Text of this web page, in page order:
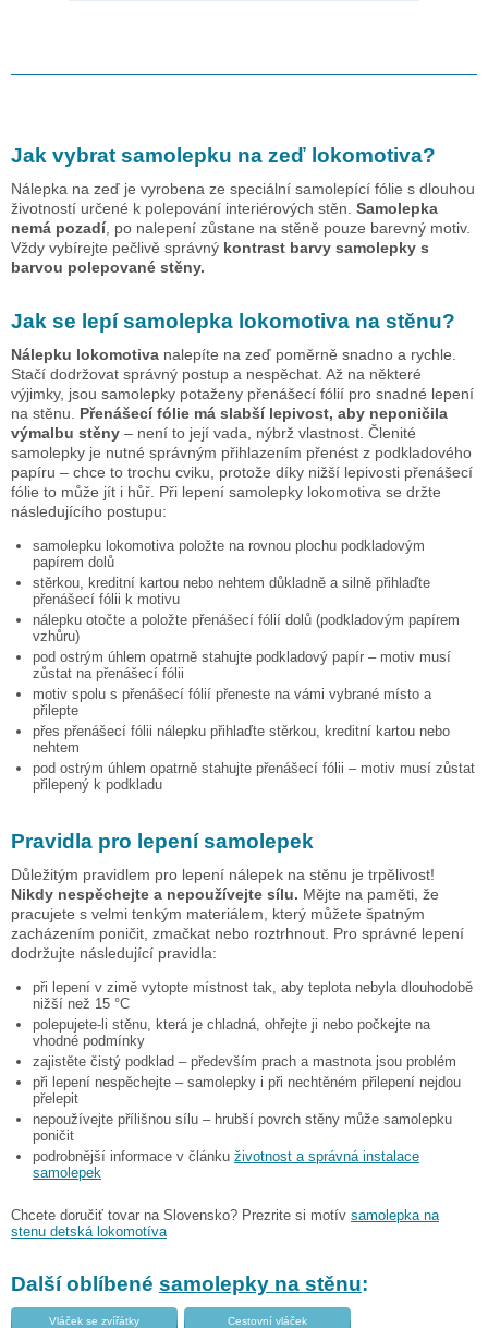
Jak vybrat samolepku na zeď lokomotiva?
Nálepka na zeď je vyrobena ze speciální samolepící fólie s dlouhou
životností určené k polepování interiérových stěn. Samolepka
nemá pozadí, po nalepení zůstane na stěně pouze barevný motiv.
Vždy vybírejte pečlivě správný kontrast barvy samolepky s
barvou polepované stěny.
Jak se lepí samolepka lokomotiva na stěnu?
Nálepku lokomotiva nalepíte na zeď poměrně snadno a rychle.
Stačí dodržovat správný postup a nespěchat. Až na některé
výjimky, jsou samolepky potaženy přenášecí fólií pro snadné lepení
na stěnu. Přenášecí fólie má slabší lepivost, aby neponičila
výmalbu stěny – není to její vada, nýbrž vlastnost. Členité
samolepky je nutné správným přihlazením přenést z podkladového
papíru – chce to trochu cviku, protože díky nižší lepivosti přenášecí
fólie to může jít i hůř. Při lepení samolepky lokomotiva se držte
následujícího postupu:
samolepku lokomotiva položte na rovnou plochu podkladovým
papírem dolů
stěrkou, kreditní kartou nebo nehtem důkladně a silně přihlaďte
přenášecí fólii k motivu
nálepku otočte a položte přenášecí fólií dolů (podkladovým papírem
vzhůru)
pod ostrým úhlem opatrně stahujte podkladový papír – motiv musí
zůstat na přenášecí fólii
motiv spolu s přenášecí fólií přeneste na vámi vybrané místo a
přilepte
přes přenášecí fólii nálepku přihlaďte stěrkou, kreditní kartou nebo
nehtem
pod ostrým úhlem opatrně stahujte přenášecí fólii – motiv musí zůstat
přilepený k podkladu
Pravidla pro lepení samolepek
Důležitým pravidlem pro lepení nálepek na stěnu je trpělivost!
Nikdy nespěchejte a nepoužívejte sílu. Mějte na paměti, že
pracujete s velmi tenkým materiálem, který můžete špatným
zacházením poničit, zmačkat nebo roztrhnout. Pro správné lepení
dodržujte následující pravidla:
při lepení v zimě vytopte místnost tak, aby teplota nebyla dlouhodobě
nižší než 15 °C
polepujete-li stěnu, která je chladná, ohřejte ji nebo počkejte na
vhodné podmínky
zajistěte čistý podklad – především prach a mastnota jsou problém
při lepení nespěchejte – samolepky i při nechtěném přilepení nejdou
přelepit
nepoužívejte přílišnou sílu – hrubší povrch stěny může samolepku
poničit
podrobnější informace v článku životnost a správná instalace
samolepek
Chcete doručiť tovar na Slovensko? Prezrite si motív samolepka na
stenu detská lokomotíva
Další oblíbené samolepky na stěnu:
Vláček se zvířátky Cestovní vláček